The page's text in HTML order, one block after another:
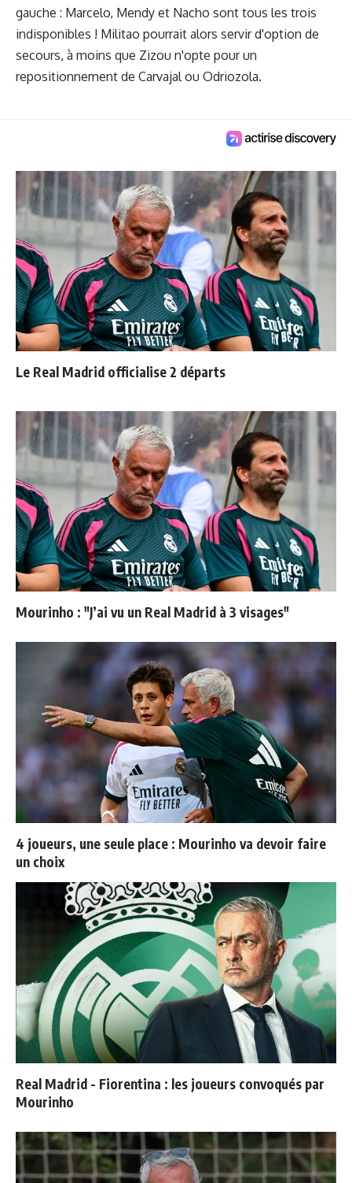
gauche : Marcelo, Mendy et Nacho sont tous les trois
indisponibles ! Militao pourrait alors servir d'option de
secours, à moins que Zizou n'opte pour un
repositionnement de Carvajal ou Odriozola.
Le Real Madrid officialise 2 départs
Mourinho : "J’ai vu un Real Madrid à 3 visages"
4 joueurs, une seule place : Mourinho va devoir faire
un choix
Real Madrid - Fiorentina : les joueurs convoqués par
Mourinho